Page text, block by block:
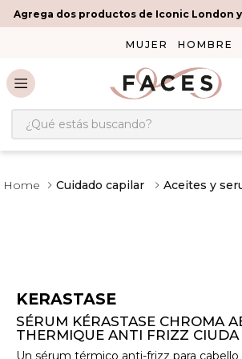
Agrega dos productos de Iconic London
MUJER HOMBRE
¿Qué estás buscando?
Cuidado capilar Aceites y
KERASTASE
SÉRUM KÉRASTASE CHROMA
THERMIQUE ANTI FRIZZ CIUDA
Un sérum térmico anti-frizz para